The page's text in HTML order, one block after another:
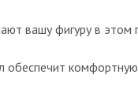
вашу фигуру в этом
комфортную